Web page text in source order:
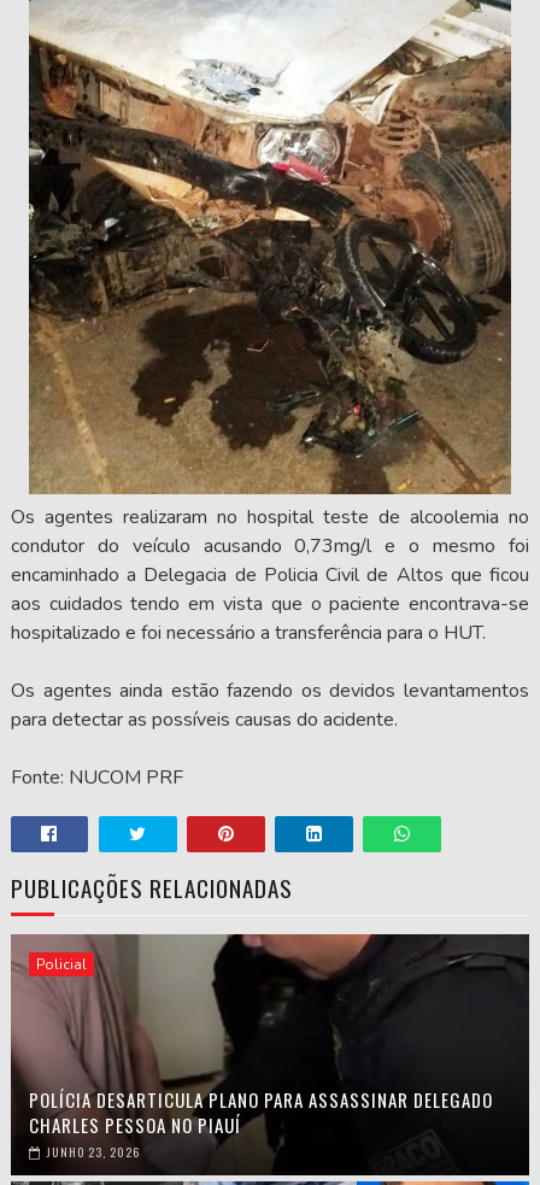
Os agentes realizaram no hospital teste de alcoolemia no
condutor do veículo acusando 0,73mg/l e o mesmo foi
encaminhado a Delegacia de Policia Civil de Altos que ficou
aos cuidados tendo em vista que o paciente encontrava-se
hospitalizado e foi necessário a transferência para o HUT.
Os agentes ainda estão fazendo os devidos levantamentos
para detectar as possíveis causas do acidente.
Fonte: NUCOM PRF
PUBLICAÇÕES RELACIONADAS
Policial
POLÍCIA DESARTICULA PLANO PARA ASSASSINAR DELEGADO
CHARLES PESSOA NO PIAUÍ
JUNHO 23, 2026